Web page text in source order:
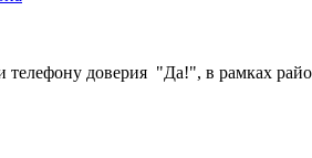
телефону доверия "Да!", в рамках